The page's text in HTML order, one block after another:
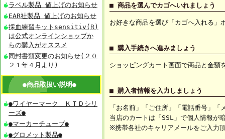
ラベル製品 値上げのお知らせ
EAR社製品 値上げのお知らせ
採血練習キットsensitiv(R)
は公式オンラインショップか
らの購入がオススメ
同封書類変更のお知らせ(２０
２１年４月より)
●商品取扱い説明●
●ワイヤーマーク ＫＴＤシリ
ーズ●
●マーカーチューブ●
●グロメット製品●
■ 商品を選んでカゴへいれましょう
お好きな商品を選び「カゴへ入れる」
■ 購入手続きへ進みましょう
ショッピングカート画面で商品と金額
■ 購入者情報を入力しましょう
「お名前」「ご住所」「電話番号」
当店のカートは「SSL」で個人情報が
※携帯各社のキャリアメールをご入力